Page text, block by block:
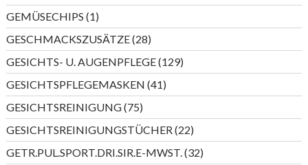
Produkt
GEMÜSECHIPS 11
Produkt
GESCHMACKSZUSÄTZE 2828
Produkte
GESICHTS- U. AUGENPFLEGE 129129
Produkte
GESICHTSPFLEGEMASKEN 4141
Produkte
GESICHTSREINIGUNG 7575
Produkte
GESICHTSREINIGUNGSTÜCHER 2222
Produkte
GETR.PUL.SPORT.DRI.SIR.E-MWST. 3232